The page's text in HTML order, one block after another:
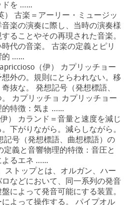
ドを …...
） 古楽＝アーリー・ミュージッ
楽の演奏に際し、当時の演奏様
ることやその再現された音楽。
代の音楽。 古楽の定義とピリ
的 …...
（伊） カプリッチョー
外の。規則にとらわれない。移
抜な。 発想記号（発想標語、
カプリッチョ カプリッチョー
的特徴：気ま …...
） カランド＝音量と速度を減じ
下がりながら。減らしながら。
記号（発想標語、曲想標語）の
定義と音響物理的特徴：音圧と
よるエネ …...
ストップとは、オルガン、ハー
などにおいて、同一系列の発音
によって発音可能にする装置。
よって操作する。 パイプオル